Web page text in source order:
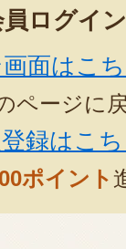
自分にも送
申しており
を食べて、
いました。
ログイ
面はこ
ページに
録はこ
ポイント